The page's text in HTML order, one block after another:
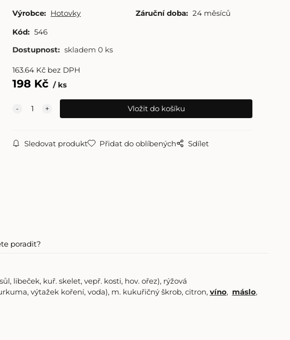
Výrobce: Hotovky Záruční doba: 24 měsíců
Kód: 546
Dostupnost: skladem 0 ks
163.64 Kč bez DPH
198 Kč ks
Sledovat produkt Přidat do oblíbených Sdílet
poradit?
libeček, kuř. skelet, vepř. kosti, hov. ořez), rýžová
výtažek koření, voda), m. kukuřičný škrob, citron, víno, máslo,